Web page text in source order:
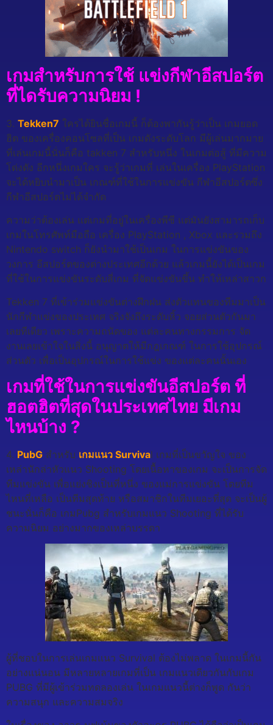
เกมสำหรับการใช้ แข่งกีฬาอีสปอร์ต
ที่ไดรับความนิยม !
3. Tekken7 ใครได้ยินชื่อเกมนี้ ก็ต้องพากันรู้ว่าเป็น เกมยอด
ฮิต ของเครื่องคอนโซลที่เป็น เกมดังระดับโลก มีผู้เล่นมากมาย
ที่เล่นเกมนี้นั่นก็คือ takken 7 สำหรับหนึ่ง ในเกมต่อสู้ ที่มีความ
โด่งดัง อีกหนึ่งเกมใคร จะรู้ว่าเกมที่ เล่นในเครื่อง PlayStation
จะได้หยิบนำมาเป็น เกณฑ์ที่ใช้ในการแข่งขัน กีฬาอีสปอร์ตซึ่ง
กีฬาอีสปอร์ตไม่ได้จำกัด
ความว่าต้องเล่น แต่เกมที่อยู่ในเครื่องพีซี แต่มันยังสามารถเก็บ
เกมในโทรศัพท์มือถือ เครื่อง PlayStation , Xbox และรวมถึง
Nintendo switch ก็ยังนำมาใช้เป็นเกม ในการแข่งขันของ
วงการ อีสปอร์ตของต่างประเทศอีกด้วย แล้วเกมนี้ยังได้เป็นเกม
ที่ใช้ในการแข่งขันระดับสี่เกม ที่จัดแข่งขันขึ้น ทำให้เหล่าสาวก
Tekken 7 ที่เข้าร่วมแข่งขันต่างฝึกฝน ส่งตัวแทนของทีมมาเป็น
นักกีฬาแข่งของประเทศ จริงจังถึงระดับหิ้ว จอยส่วนตัวกันมา
เลยทีเดียว เพราะความถนัดของ แต่ละคนทางกรรมการ จัด
งานเลยเข้าใจในสิ่งนี้ อนุญาตให้มีกฎเกณฑ์ ในการใช้อุปกรณ์
ส่วนตัว เพื่อเป็นอุปกรณ์ในการใช้แข่ง ของแต่ละคนนั้นเอง
เกมที่ใช้ในการ​แข่งขันอีสปอร์ต ที่
ฮอตฮิตที่สุดในประเทศไทย มีเกม
ไหนบ้าง ?
4. PubG สำหรับ เกมแนว Survival เกมที่เป็นขวัญใจ ของ
เหล่านักล่าหัวแนว Shooting โดยเนื้อหาของเกม จะเป็นการจัด
ทีมแข่งขัน เพื่อแย่งชิงเป็นที่หนึ่ง ของแม่การแข่งขัน โดยทีม
ไหนที่เหลือ เป็นทีมสุดท้าย หรือสมาชิกในทีมเยอะที่สุด จะเป็นผู้
ชนะนั่นก็คือ เกมPubg สำหรับเกมแนว Shooting ที่ได้รับ
ความนิยม อย่างมากของเหล่าบรรดา
ผู้ที่ชอบในการเล่นเกมแนว Survival ต้องไม่พลาด ในเกมนี้กัน
อย่างแน่นอน มีหลายหลายเกมที่เป็น เกมแนวเดียวกันกับเกม
PUBG ที่มีผู้เข้าร่วมทดลองเล่น ในเกมแนวนี้ต่างก็พูด กันว่า
ความสนุก และความสมจริง